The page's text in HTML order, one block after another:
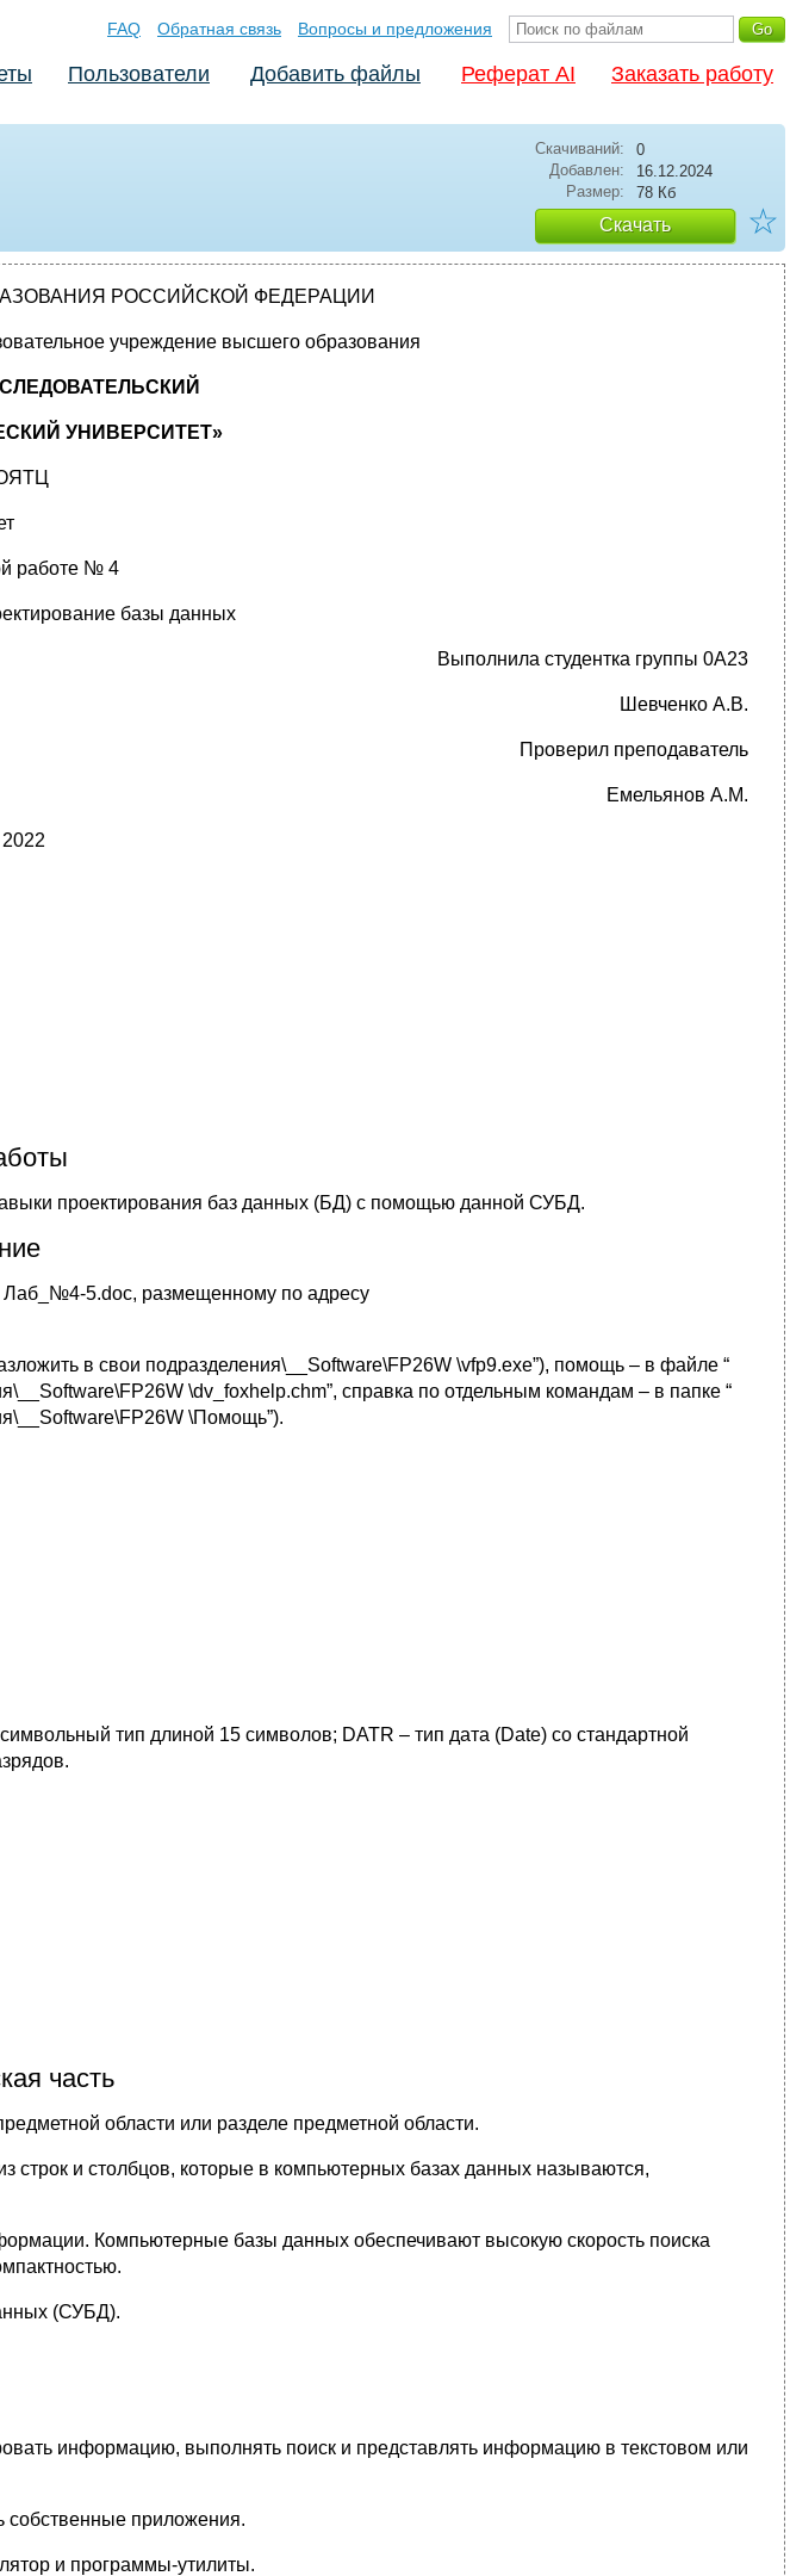
FAQ Обратная связь Вопросы и предложения
Пользователи Добавить файлы Реферат AI Заказать работу
Скачиваний:
0
Добавлен:
16.12.2024
Размер:
78 Кб
Скачать ☆
РОССИЙСКОЙ ФЕДЕРАЦИИ
учреждение высшего образования
УНИВЕРСИТЕТ»
работе № 4
базы данных
Выполнила студентка группы 0А23
Шевченко А.В.
Проверил преподаватель
Емельянов А.М.
проектирования баз данных (БД) с помощью данной СУБД.
Лаб_№4-5.doс, размещенному по адресу
в свои подразделения\__Software\FP26W \vfp9.exe”), помощь – в файле “
\dv_foxhelp.chm”, справка по отдельным командам – в папке “
\Помощь”).
тип длиной 15 символов; DATR – тип дата (Date) со стандартной
часть
области или разделе предметной области.
строк и столбцов, которые в компьютерных базах данных называются,
Компьютерные базы данных обеспечивают высокую скорость поиска
(СУБД).
информацию, выполнять поиск и представлять информацию в текстовом или
собственные приложения.
и программы-утилиты.